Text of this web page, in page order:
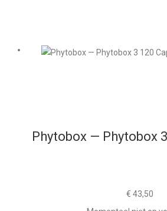
Phytobox — Phytobox
€ 43,50